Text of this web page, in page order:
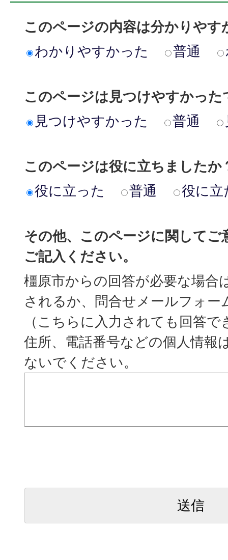
このページの内容は分かりやす
わかりやすかった
普通
このページは見つけやすかった
見つけやすかった
普通
このページは役に立ちましたか
役に立った
普通 役に立
その他、このページに関してご
ご記入ください。
橿原市からの回答が必要な場合
されるか、問合せメールフォー
（こちらに入力されても回答
住所、電話番号などの個人情報
ないでください。